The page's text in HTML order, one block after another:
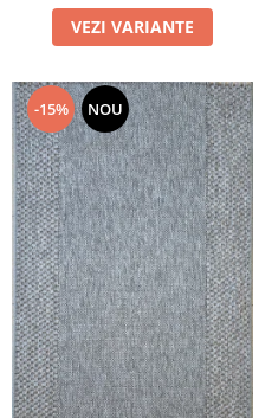
VEZI VARIANTE
-15% NOU